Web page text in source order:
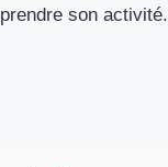
son activité.